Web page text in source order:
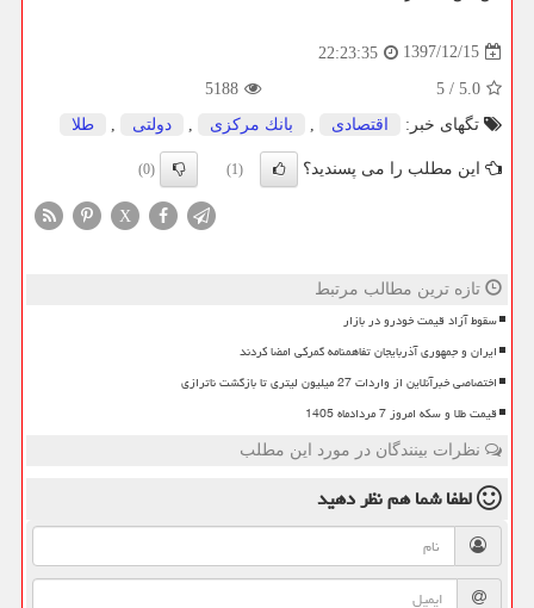
1397/12/15
22:23:35
5.0
/
5
5188
تگهای خبر:
اقتصادی , بانك مركزی , دولتی , طلا
این مطلب را می پسندید؟ (1)
(0)
X
تازه ترین مطالب مرتبط
سقوط آزاد قیمت خودرو در بازار
ایران و جمهوری آذربایجان تفاهمنامه گمرکی امضا کردند
اختصاصی خبرآنلاین از واردات 27 میلیون لیتری تا بازگشت ناترازی
قیمت طلا و سکه امروز 7 مردادماه 1405
نظرات بینندگان در مورد این مطلب
لطفا شما همنظر دهید